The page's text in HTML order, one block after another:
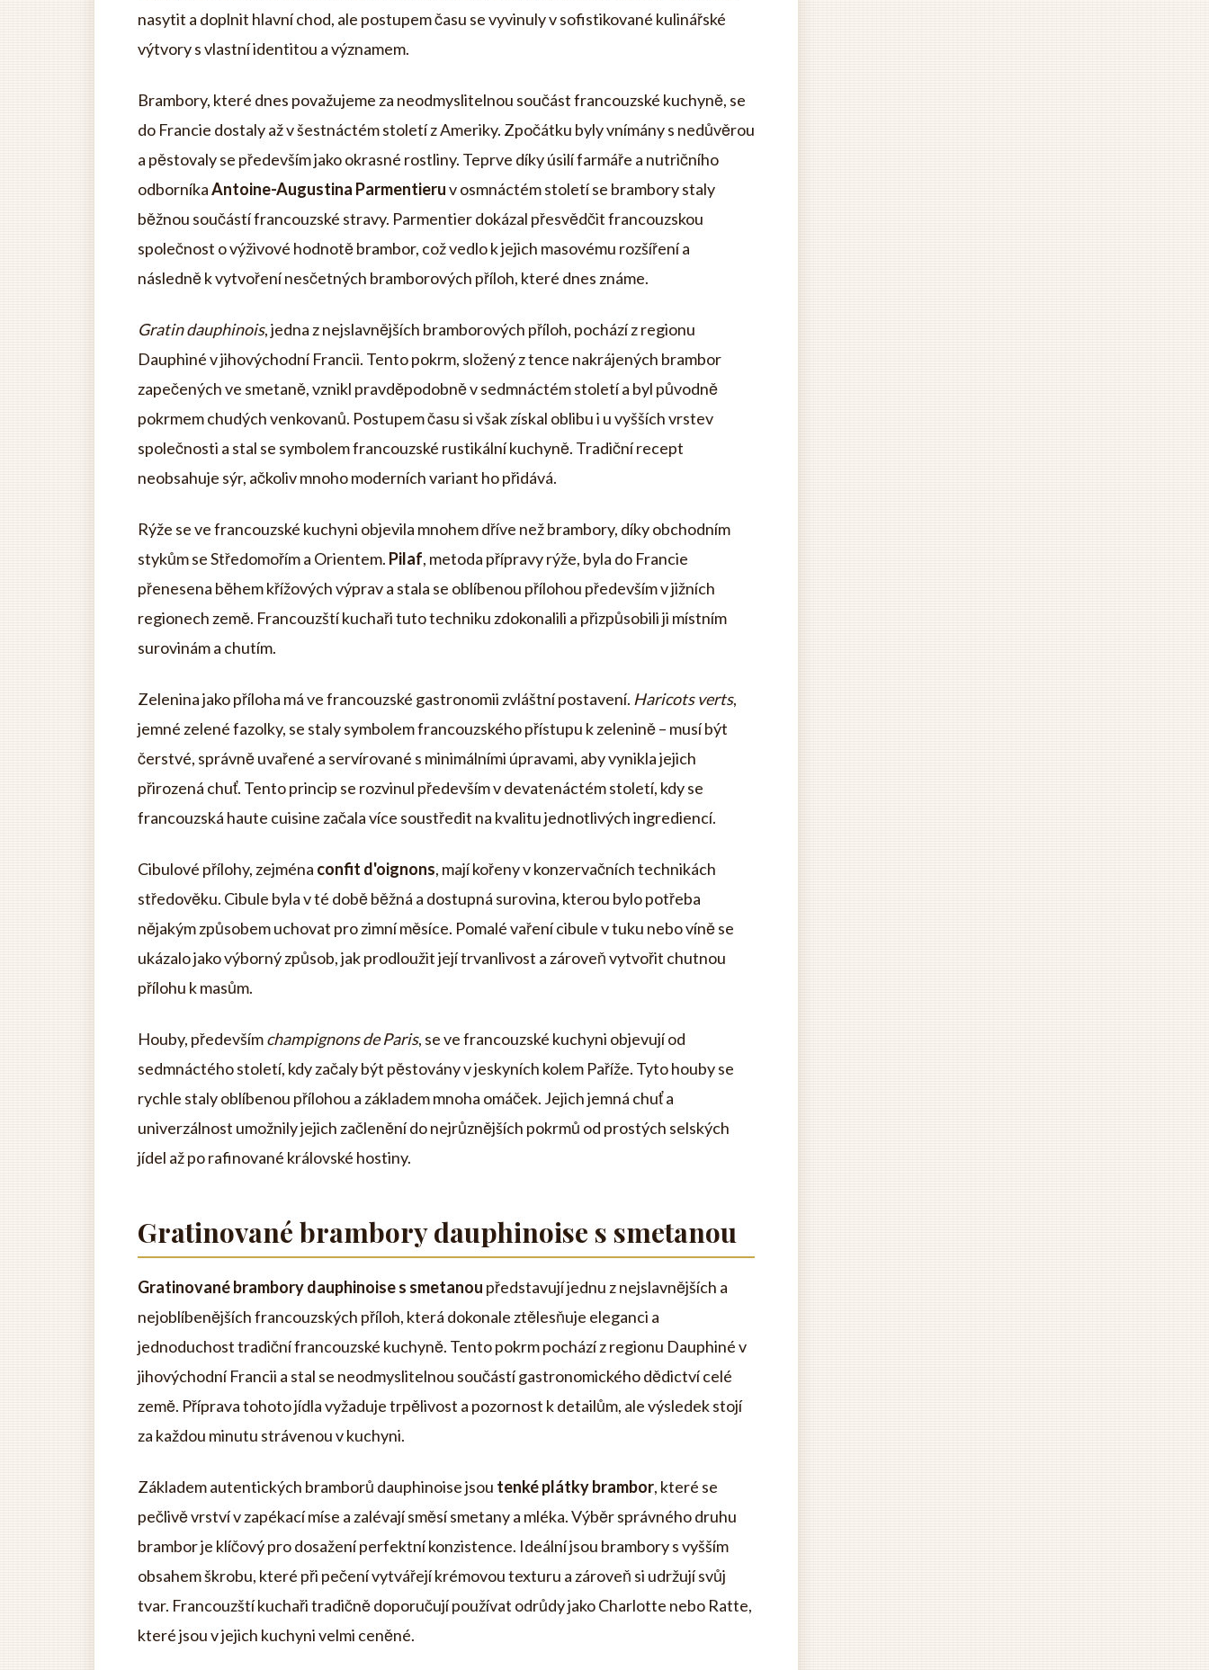
nasytit a doplnit hlavní chod, ale postupem času se vyvinuly v sofistikované kulinářské
výtvory s vlastní identitou a významem.
Brambory, které dnes považujeme za neodmyslitelnou součást francouzské kuchyně, se
do Francie dostaly až v šestnáctém století z Ameriky. Zpočátku byly vnímány s nedůvěrou
a pěstovaly se především jako okrasné rostliny. Teprve díky úsilí farmáře a nutričního
odborníkaAntoine-Augustina Parmentieruv osmnáctém století se brambory staly
běžnou součástí francouzské stravy. Parmentier dokázal přesvědčit francouzskou
společnost o výživové hodnotě brambor, což vedlo k jejich masovému rozšíření a
následně k vytvoření nesčetných bramborových příloh, které dnes známe.
Gratin dauphinois, jedna z nejslavnějších bramborových příloh, pochází z regionu
Dauphiné v jihovýchodní Francii. Tento pokrm, složený z tence nakrájených brambor
zapečených ve smetaně, vznikl pravděpodobně v sedmnáctém století a byl původně
pokrmem chudých venkovanů. Postupem času si však získal oblibu i u vyšších vrstev
společnosti a stal se symbolem francouzské rustikální kuchyně. Tradiční recept
neobsahuje sýr, ačkoliv mnoho moderních variant ho přidává.
Rýže se ve francouzské kuchyni objevila mnohem dříve než brambory, díky obchodním
stykům se Středomořím a Orientem. Pilaf, metoda přípravy rýže, byla do Francie
přenesena během křížových výprav a stala se oblíbenou přílohou především v jižních
regionech země. Francouzští kuchaři tuto techniku zdokonalili a přizpůsobili ji místním
surovinám a chutím.
Zelenina jako příloha má ve francouzské gastronomii zvláštní postavení. Haricots verts,
jemné zelené fazolky, se staly symbolem francouzského přístupu k zelenině – musí být
čerstvé, správně uvařené a servírované s minimálními úpravami, aby vynikla jejich
přirozená chuť. Tento princip se rozvinul především v devatenáctém století, kdy se
francouzská haute cuisine začala více soustředit na kvalitu jednotlivých ingrediencí.
Cibulové přílohy, zejména confit d'oignons, mají kořeny v konzervačních technikách
středověku. Cibule byla v té době běžná a dostupná surovina, kterou bylo potřeba
nějakým způsobem uchovat pro zimní měsíce. Pomalé vaření cibule v tuku nebo víně se
ukázalo jako výborný způsob, jak prodloužit její trvanlivost a zároveň vytvořit chutnou
přílohu k masům.
Houby, předevšímchampignons de Paris, se ve francouzské kuchyni objevují od
sedmnáctého století, kdy začaly být pěstovány v jeskyních kolem Paříže. Tyto houby se
rychle staly oblíbenou přílohou a základem mnoha omáček. Jejich jemná chuť a
univerzálnost umožnily jejich začlenění do nejrůznějších pokrmů od prostých selských
jídel až po rafinované královské hostiny.
Gratinované brambory dauphinoise s smetanou
Gratinované brambory dauphinoise s smetanou představují jednu z nejslavnějších a
nejoblíbenějších francouzských příloh, která dokonale ztělesňuje eleganci a
jednoduchost tradiční francouzské kuchyně. Tento pokrm pochází z regionu Dauphiné v
jihovýchodní Francii a stal se neodmyslitelnou součástí gastronomického dědictví celé
země. Příprava tohoto jídla vyžaduje trpělivost a pozornost k detailům, ale výsledek stojí
za každou minutu strávenou v kuchyni.
Základem autentických bramborů dauphinoise jsou tenké plátky brambor, které se
pečlivě vrství v zapékací míse a zalévají směsí smetany a mléka. Výběr správného druhu
brambor je klíčový pro dosažení perfektní konzistence. Ideální jsou brambory s vyšším
obsahem škrobu, které při pečení vytvářejí krémovou texturu a zároveň si udržují svůj
tvar. Francouzští kuchaři tradičně doporučují používat odrůdy jako Charlotte nebo Ratte,
které jsou v jejich kuchyni velmi ceněné.